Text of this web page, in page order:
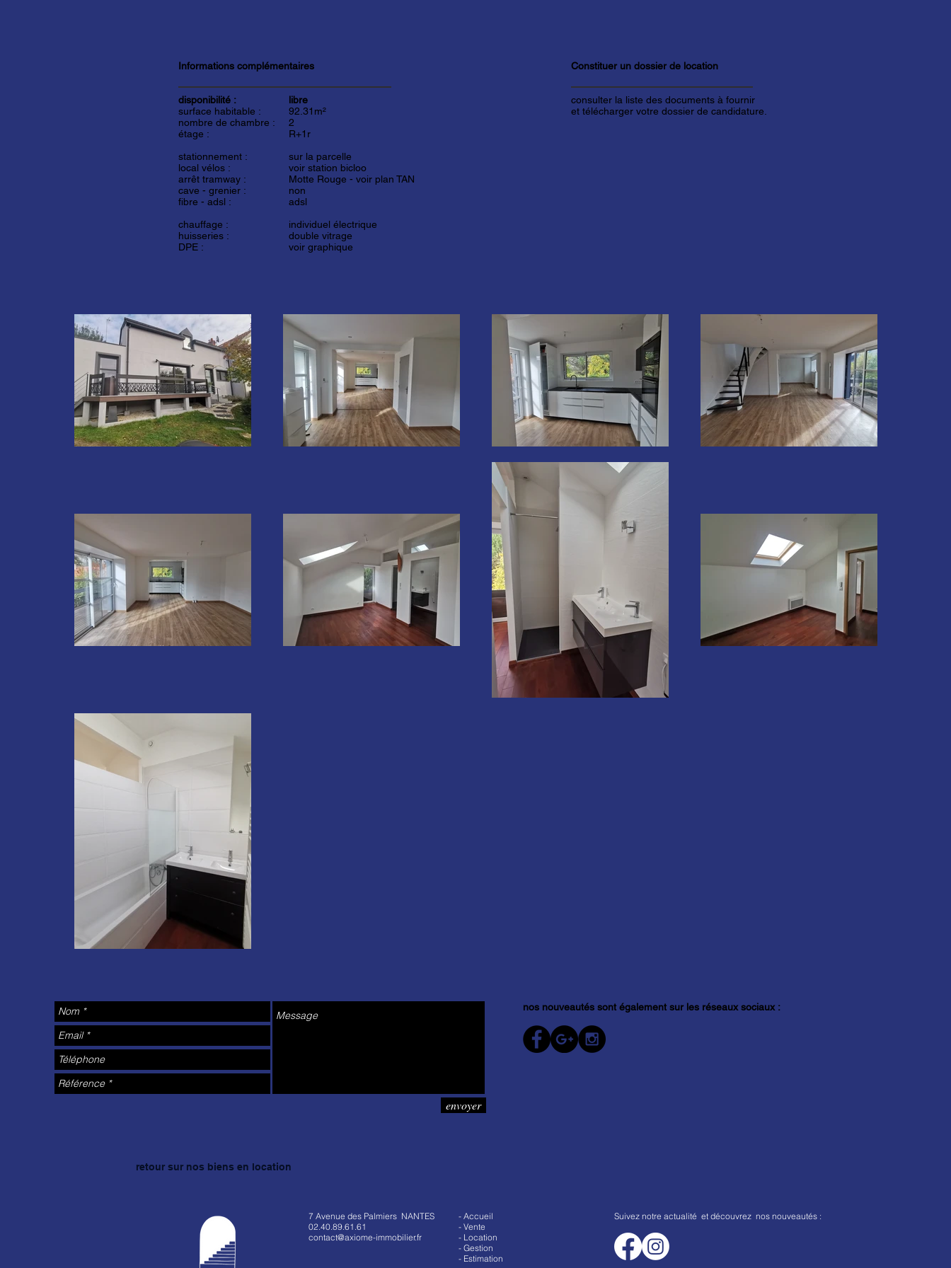
Informations complémentaires
disponibilité :
surface habitable :
nombre de chambre :
étage :
stationnement :
local vélos :
arrêt tramway :
cave - grenier :
fibre - adsl :
chauffage :
huisseries :
DPE :
libre
92.31m²
2
R+1r
sur la parcelle
voir station bicloo
Motte Rouge - voir plan TAN
non
adsl
individuel électrique
double vitrage
voir graphique
Constituer un dossier de location
consulter la liste des documents à fournir
et télécharger votre dossier de candidature.
envoyer
nos nouveautés sont également sur les réseaux sociaux :
retour sur nos biens en location
7 Avenue des Palmiers NANTES
02.40.89.61.61
contact@axiome-immobilier.fr
- Accueil
- Vente
- Location
- Gestion
- Estimation
Suivez notre actualité et découvrez nos nouveautés :